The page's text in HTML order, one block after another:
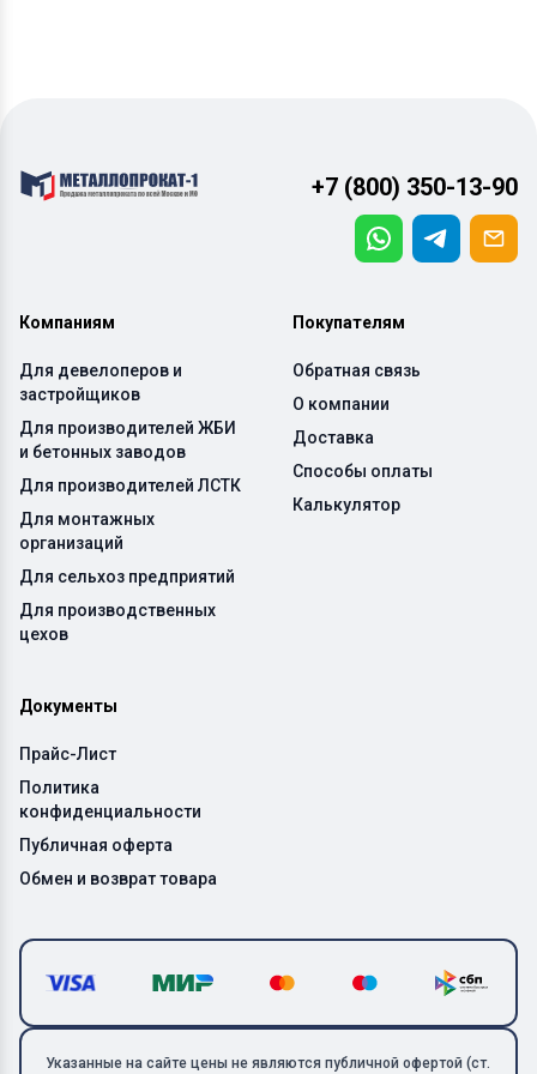
+7 (800) 350-13-90
Компаниям
Для девелоперов и
застройщиков
Для производителей ЖБИ
и бетонных заводов
Для производителей ЛСТК
Для монтажных
организаций
Для сельхоз предприятий
Для производственных
цехов
Покупателям
Обратная связь
О компании
Доставка
Способы оплаты
Калькулятор
Документы
Прайс-Лист
Политика
конфиденциальности
Публичная оферта
Обмен и возврат товара
Указанные на сайте цены не являются публичной офертой (ст.